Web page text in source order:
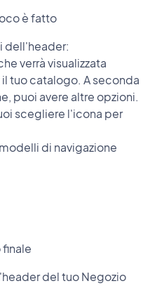
è fatto
dell'header:
verrà visualizzata
tuo catalogo. A seconda
puoi avere altre opzioni.
scegliere l'icona per
di navigazione
del tuo Negozio